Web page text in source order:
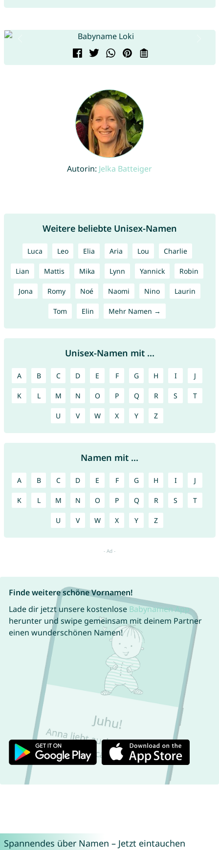
Autorin: Jelka Batteiger
Weitere beliebte Unisex-Namen
Luca Leo Elia Aria Lou Charlie
Lian Mattis Mika Lynn Yannick Robin
Jona Romy Noé Naomi Nino Laurin
Tom Elin Mehr Namen →
Unisex-Namen mit ...
A B C D E F G H I J
K L M N O P Q R S T
U V W X Y Z
Namen mit ...
A B C D E F G H I J
K L M N O P Q R S T
U V W X Y Z
Finde weitere schöne Vornamen!
Lade dir jetzt unsere kostenlose Babynamen App
herunter und swipe gemeinsam mit deinem Partner
einen wunderschönen Namen!
Spannendes über Namen – Jetzt eintauchen